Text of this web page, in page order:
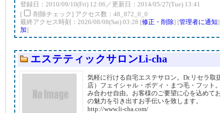
登録日：2010/09/10(Fri) 12:06／更新日：2014/05/27(Tue) 13:41
[
削除チェック] アクセス数：48_872_0_0
最終アクセス時刻：2026/08/08(Sat) 03:28 [修正・削除] [管理者に通知
加]
エステティックサロンLi-cha
気軽に行ける自宅エステサロン。Dr.リセラ取
店）フェイシャル・ボディ・まつ毛・フット
み合わせ自由。お客様のご要望に心を込めて
の魅力を引き出すお手伝いを致します。
http://www.li-cha.com/